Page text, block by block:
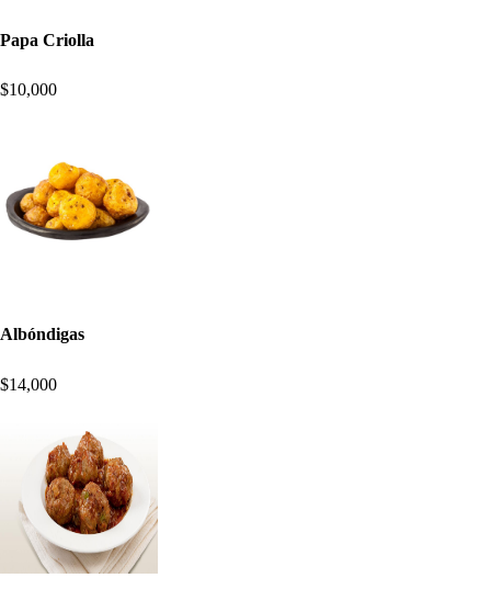
Papa Criolla
$10,000
Albóndigas
$14,000